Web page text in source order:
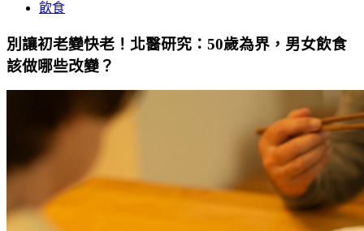
飲食
別讓初老變快老！北醫研究：50歲為界，男女飲食
該做哪些改變？